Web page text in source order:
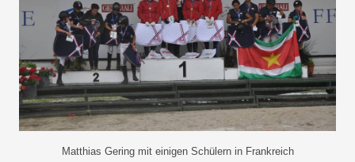
Matthias Gering mit einigen Schülern in Frankreich